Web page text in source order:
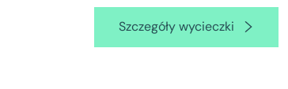
Szczegóły wycieczki